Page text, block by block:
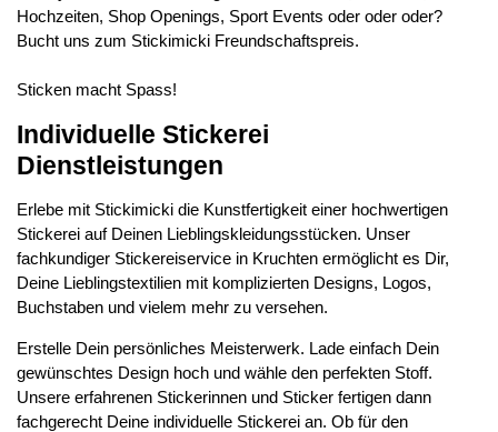
Hochzeiten, Shop Openings, Sport Events oder oder oder?
Bucht uns zum Stickimicki Freundschaftspreis.
Sticken macht Spass!
Individuelle Stickerei
Dienstleistungen
Erlebe mit Stickimicki die Kunstfertigkeit einer hochwertigen
Stickerei auf Deinen Lieblingskleidungsstücken. Unser
fachkundiger Stickereiservice in Kruchten ermöglicht es Dir,
Deine Lieblingstextilien mit komplizierten Designs, Logos,
Buchstaben und vielem mehr zu versehen.
Erstelle Dein persönliches Meisterwerk. Lade einfach Dein
gewünschtes Design hoch und wähle den perfekten Stoff.
Unsere erfahrenen Stickerinnen und Sticker fertigen dann
fachgerecht Deine individuelle Stickerei an. Ob für den